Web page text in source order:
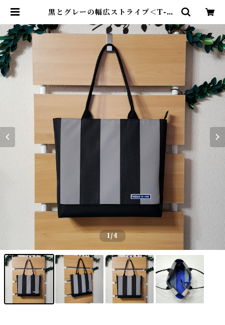
黒とグレーの幅広ストライプ＜T-02
ト）
1/4